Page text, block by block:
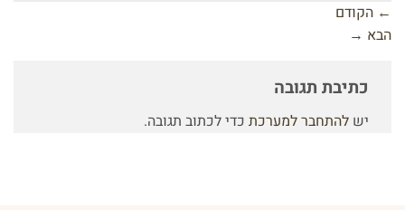
← הקודם
הבא →
כתיבת תגובה
יש להתחבר למערכת כדי לכתוב תגובה.